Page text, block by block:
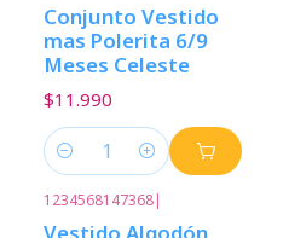
Conjunto Vestido
mas Polerita 6/9
Meses Celeste
$11.990
Cantidad
1234568147368|